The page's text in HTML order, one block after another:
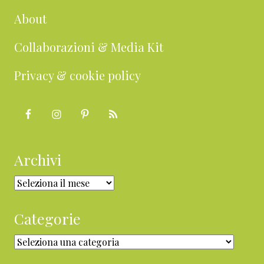
About
Collaborazioni & Media Kit
Privacy & cookie policy
Archivi
Archivi
Categorie
Categorie